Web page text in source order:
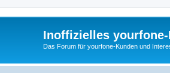
Inoffizielles
Das Forum für yourfone-Kunden und